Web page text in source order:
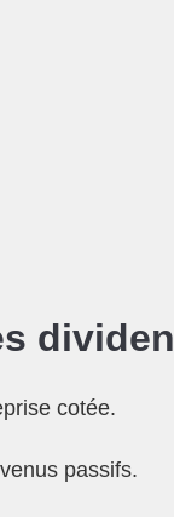
cotée.
passifs.